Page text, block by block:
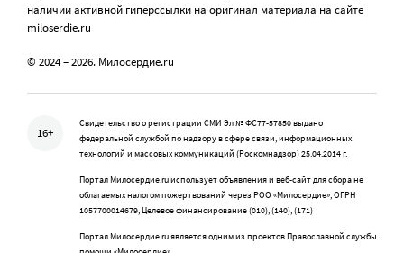
наличии активной гиперссылки на оригинал материала на сайте
miloserdie.ru
© 2024 – 2026. Милосердие.ru
16+
Свидетельство о регистрации СМИ Эл № ФС77-57850 выдано
федеральной службой по надзору в сфере связи, информационных
технологий и массовых коммуникаций (Роскомнадзор) 25.04.2014 г.
Портал Милосердие.ru использует объявления и веб-сайт для сбора не
облагаемых налогом пожертвований через РОО «Милосердие», ОГРН
1057700014679, Целевое финансирование (010), (140), (171)
Портал Милосердие.ru является одним из проектов Православной службы